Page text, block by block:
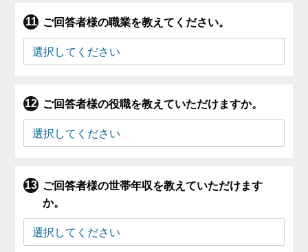
ご回答者様の職業を教えてください。
ご回答者様の役職を教えていただけますか。
ご回答者様の世帯年収を教えていただけます
か。